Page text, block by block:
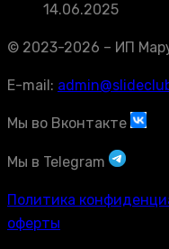
14.06.2025
© 2023-2026 – ИП
E-mail:
Мы во Вконтакте
Мы в Telegram
Политика
оферты